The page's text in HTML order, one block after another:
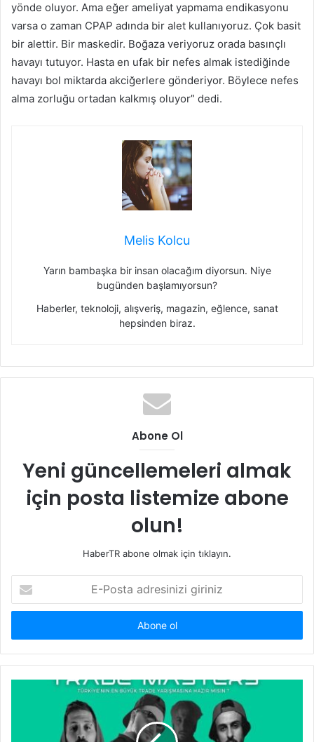
yönde oluyor. Ama eğer ameliyat yapmama endikasyonu
varsa o zaman CPAP adında bir alet kullanıyoruz. Çok basit
bir alettir. Bir maskedir. Boğaza veriyoruz orada basınçlı
havayı tutuyor. Hasta en ufak bir nefes almak istediğinde
havayı bol miktarda akciğerlere gönderiyor. Böylece nefes
alma zorluğu ortadan kalkmış oluyor” dedi.
Melis Kolcu
Yarın bambaşka bir insan olacağım diyorsun. Niye
bugünden başlamıyorsun?
Haberler, teknoloji, alışveriş, magazin, eğlence, sanat
hepsinden biraz.
Abone Ol
Yeni güncellemeleri almak
için posta listemize abone
olun!
HaberTR abone olmak için tıklayın.
Posta
adresinizi